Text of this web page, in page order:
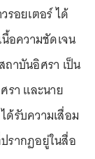
รอยเตอร์ ได้
อความชัดเจน
าบันอิศรา เป็น
า และนาย
ด้รับความเสื่อม
รากฏอยู่ในสื่อ